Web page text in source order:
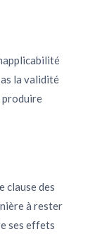
la validité
produire
clause des
à rester
ses effets